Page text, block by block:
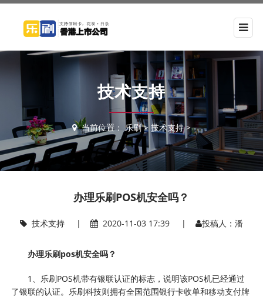
技术支持
当前位置： 乐刷> 技术支持>
办理乐刷POS机安全吗？
技术支持| 2020-11-03 17:39 | 投稿人：潘
办理乐刷pos机安全吗？
1、乐刷POS机带有银联认证的标志，说明该POS机已经通过
了银联的认证。乐刷科技则拥有全国范围银行卡收单和移动支付牌